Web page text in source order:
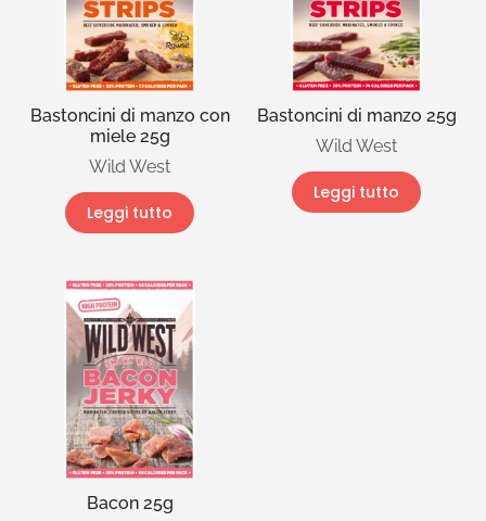
Bastoncini di manzo con
miele 25g
Wild West
Leggi tutto
Bastoncini di manzo 25g
Wild West
Leggi tutto
Bacon 25g